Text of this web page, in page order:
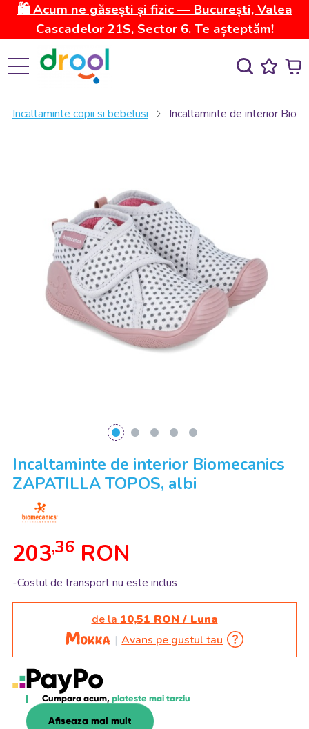
🛍️ Acum ne găsești și fizic — București, Valea
Cascadelor 21S, Sector 6. Te așteptăm!
Incaltaminte copii si bebelusi Incaltaminte de interior
Incaltaminte de interior Biomecanics
ZAPATILLA TOPOS, albi
203,36 RON
-Costul de transport nu este inclus
de la 10,51 RON / Luna
Avans pe gustul tau
Cumpara acum, plateste mai tarziu
Afiseaza mai mult